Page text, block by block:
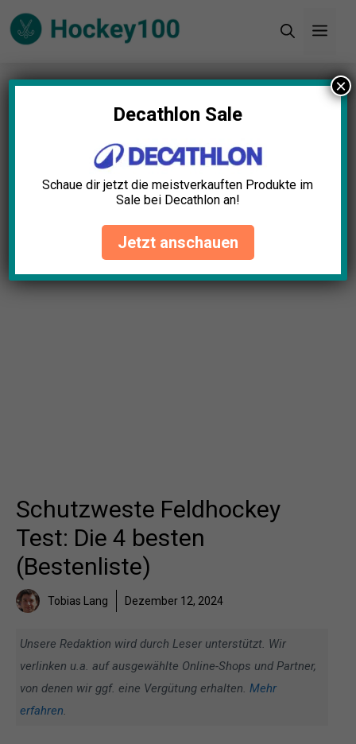
Zum
Inhalt
Startseite»Blog»Schutzweste Feldhockey Test:
Die 4 besten (Bestenliste)
Schutzweste Feldhockey
Test: Die 4 besten
(Bestenliste)
Tobias Lang Dezember 12, 2024
Unsere Redaktion wird durch Leser unterstützt. Wir
verlinken u.a. auf ausgewählte Online-Shops und Partner,
von denen wir ggf. eine Vergütung erhalten. Mehr
erfahren.
Decathlon Sale
Schaue dir jetzt die meistverkauften Produkte im
Sale bei Decathlon an!
Jetzt anschauen
×